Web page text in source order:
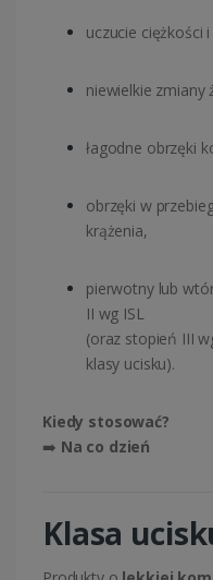
uczucie ciężkości
niewielkie zmiany
łagodne obrzęki
obrzęki w
krążenia,
pierwotny lub
II wg ISL
(oraz stopień III
klasy ucisku).
Kiedy stosować?
➡️ Na co dzień
Klasa